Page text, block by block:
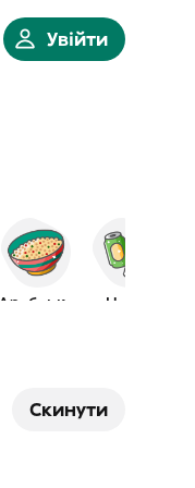
Увійти
Арабська Напої
Скинути